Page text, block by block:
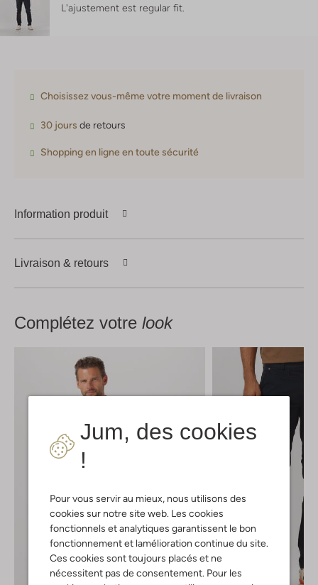
Jum, des cookies
!
Pour vous servir au mieux, nous utilisons des
cookies sur notre site web. Les cookies
fonctionnels et analytiques garantissent le bon
fonctionnement et lamélioration continue du site.
Ces cookies sont toujours placés et ne
nécessitent pas de consentement. Pour les
L'ajustement est regular fit
Choisissez vous-même votre moment de livraison
30 jours de retours
Shopping en ligne en toute sécurité
Information produit
Livraison & retours
Complétez votre look